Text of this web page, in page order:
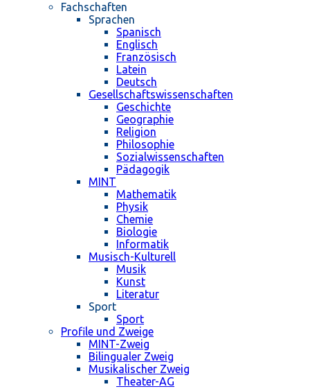
Fachschaften
Sprachen
Spanisch
Englisch
Französisch
Latein
Deutsch
Gesellschaftswissenschaften
Geschichte
Geographie
Religion
Philosophie
Sozialwissenschaften
Pädagogik
MINT
Mathematik
Physik
Chemie
Biologie
Informatik
Musisch-Kulturell
Musik
Kunst
Literatur
Sport
Sport
Profile und Zweige
MINT-Zweig
Bilingualer Zweig
Musikalischer Zweig
Theater-AG